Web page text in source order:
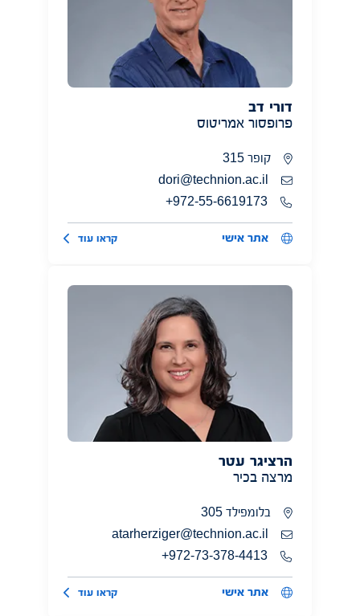
דורי דב
פרופסור אמריטוס
קופר 315
אתר אישי קראו עוד
הרציגר עטר
מרצה בכיר
בלומפילד 305
אתר אישי קראו עוד